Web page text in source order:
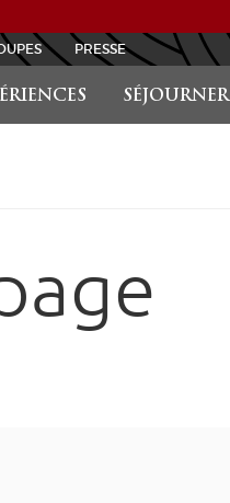
SÉJOURNER
PRESSE